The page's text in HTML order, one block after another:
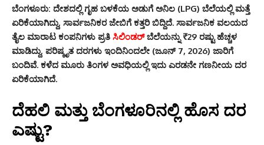
ಬೆಂಗಳೂರು: ದೇಶದಲ್ಲಿ ಗೃಹ ಬಳಕೆಯ ಅಡುಗೆ ಅನಿಲ (LPG) ಬೆಲೆಯಲ್ಲಿ ಮತ್ತೆ
ಏರಿಕೆಯಾಗಿದ್ದು, ಸಾರ್ವಜನಿಕರ ಜೇಬಿಗೆ ಕತ್ತರಿ ಬಿದ್ದಿದೆ. ಸಾರ್ವಜನಿಕ ವಲಯದ
ತೈಲ ಮಾರಾಟ ಕಂಪನಿಗಳು ಪ್ರತಿ ಸಿಲಿಂಡರ್ಬೆಲೆಯನ್ನು ₹29 ರಷ್ಟು ಹೆಚ್ಚಳ
ಮಾಡಿದ್ದು, ಪರಿಷ್ಕೃತ ದರಗಳು ಇಂದಿನಿಂದಲೇ (ಜೂನ್ 7, 2026) ಜಾರಿಗೆ
ಬಂದಿವೆ. ಕಳೆದ ಮೂರು ತಿಂಗಳ ಅವಧಿಯಲ್ಲಿ ಇದು ಎರಡನೇ ಗಣನೀಯ ದರ
ಏರಿಕೆಯಾಗಿದೆ.
ದೆಹಲಿ ಮತ್ತು ಬೆಂಗಳೂರಿನಲ್ಲಿ ಹೊಸ ದರ
ಎಷ್ಟು?